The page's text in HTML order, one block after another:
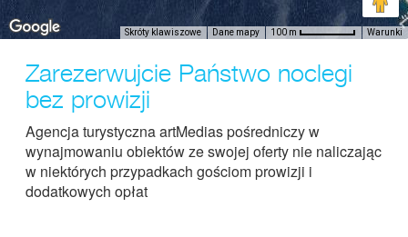
Skróty klawiszowe Dane mapy 100 m Warunki
Zarezerwujcie Państwo noclegi
bez prowizji
Agencja turystyczna artMedias pośredniczy w
wynajmowaniu obiektów ze swojej oferty nie naliczając
w niektórych przypadkach gościom prowizji i
dodatkowych opłat